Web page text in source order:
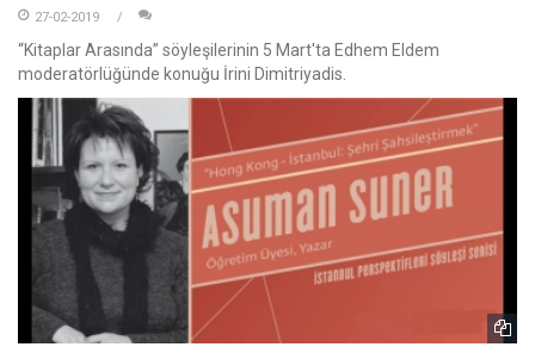
27-02-2019
“Kitaplar Arasında” söyleşilerinin 5 Mart'ta Edhem Eldem
moderatörlüğünde konuğu İrini Dimitriyadis.